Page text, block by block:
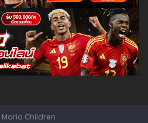
Maria Children